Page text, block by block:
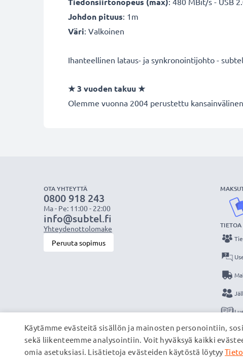
Johdon pituus: 1m
Väri: Valkoinen
Ihanteellinen lataus- ja synkronointijohto -
★3 vuoden takuu★
Olemme vuonna 2004 perustettu
OTA YHTEYTTÄ
0800 918 243
Ma - Pe: 11:00 - 22:00
info@subtel.fi
Yhteydenottolomake
Peruuta sopimus
TIETOA
Käytämme evästeitä sisällön ja mainosten personointiin,
sekä liikenteemme analysointiin. Voit hyväksyä kaikki
omia asetuksiasi. Lisätietoja evästeiden käytöstä löytyy